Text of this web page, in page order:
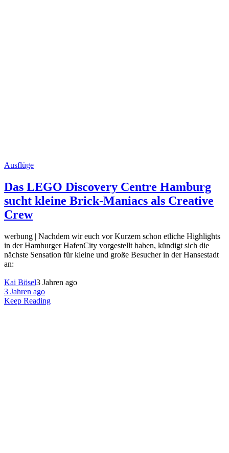
Ausflüge
Das LEGO Discovery Centre Hamburg
sucht kleine Brick-Maniacs als Creative
Crew
werbung | Nachdem wir euch vor Kurzem schon etliche Highlights
in der Hamburger HafenCity vorgestellt haben, kündigt sich die
nächste Sensation für kleine und große Besucher in der Hansestadt
an:
Kai Bösel3 Jahren ago
3 Jahren ago
Keep Reading